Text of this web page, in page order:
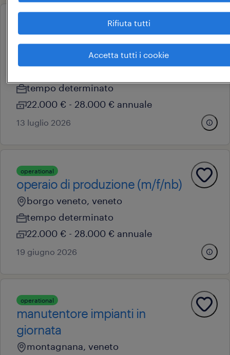
magazziniere - autista pat. b
tempo determinato
22.000 € - 28.000 € annuale
13 luglio 2026
operational
operaio di produzione (m/f/nb)
borgo veneto, veneto
tempo determinato
22.000 € - 28.000 € annuale
19 giugno 2026
operational
manutentore impianti in
giornata
montagnana, veneto
Rifiuta tutti
Accetta tutti i cookie